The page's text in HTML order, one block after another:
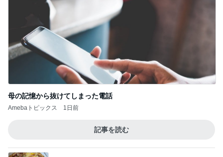
母の記憶から抜けてしまった電話
Amebaトピックス 1日前
記事を読む